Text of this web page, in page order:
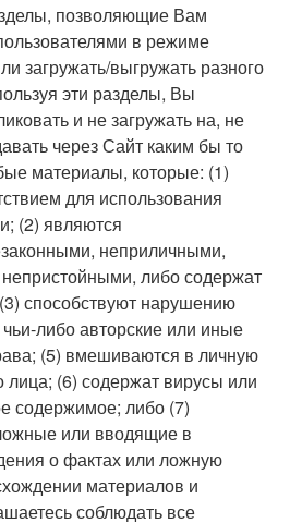
позволяющие Вам
в режиме
загружать/выгружать разного
эти разделы, Вы
и не загружать на, не
через Сайт каким бы то
материалы, которые: (1)
для использования
(2) являются
неприличными,
либо содержат
способствуют нарушению
либо авторские или иные
(5) вмешиваются в личную
лица; (6) содержат вирусы или
содержимое; либо (7)
или вводящие в
о фактах или ложную
материалов и
соблюдать все